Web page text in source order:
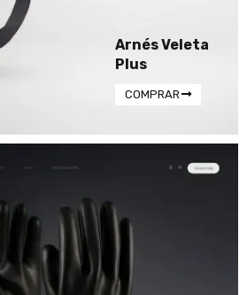
Arnés Veleta
Plus
COMPRAR